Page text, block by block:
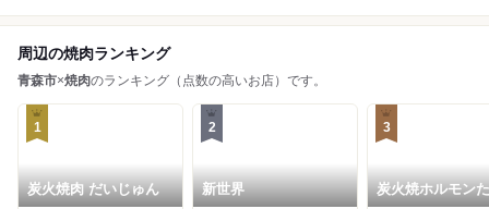
周辺の焼肉ランキング
青森市×焼肉のランキング（点数の高いお店）です。
1
炭火焼肉 だいじゅん
2
新世界
3
炭火焼ホルモン